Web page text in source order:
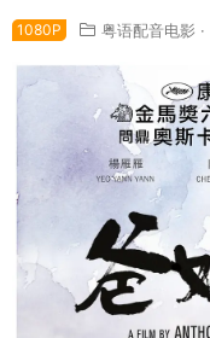
1080P 粤语配音电影 ·